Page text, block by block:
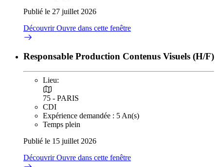
Publié le 27 juillet 2026
DécouvrirOuvre dans cette fenêtre
Responsable Production Contenus Visuels (H/F)
Lieu:
75 - PARIS
CDI
Expérience demandée : 5 An(s)
Temps plein
Publié le 15 juillet 2026
DécouvrirOuvre dans cette fenêtre